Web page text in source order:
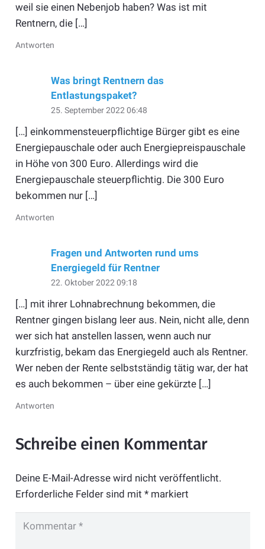
weil sie einen Nebenjob haben? Was ist mit
Rentnern, die […]
Antworten
Was bringt Rentnern das
Entlastungspaket?
25. September 2022 06:48
[…] einkommensteuerpflichtige Bürger gibt es eine
Energiepauschale oder auch Energiepreispauschale
in Höhe von 300 Euro. Allerdings wird die
Energiepauschale steuerpflichtig. Die 300 Euro
bekommen nur […]
Antworten
Fragen und Antworten rund ums
Energiegeld für Rentner
22. Oktober 2022 09:18
[…] mit ihrer Lohnabrechnung bekommen, die
Rentner gingen bislang leer aus. Nein, nicht alle, denn
wer sich hat anstellen lassen, wenn auch nur
kurzfristig, bekam das Energiegeld auch als Rentner.
Wer neben der Rente selbstständig tätig war, der hat
es auch bekommen – über eine gekürzte […]
Antworten
Schreibe einen Kommentar
Deine E-Mail-Adresse wird nicht veröffentlicht.
Erforderliche Felder sind mit *markiert